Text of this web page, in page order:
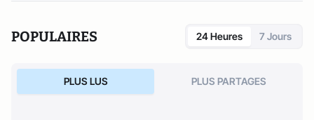
POPULAIRES 24 Heures 7 Jours
PLUS LUS PLUS PARTAGES